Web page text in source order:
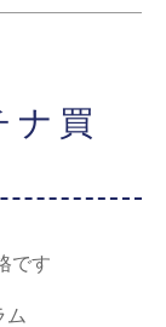
ナ買
です
ム